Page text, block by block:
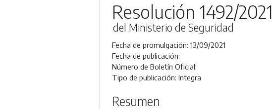
Resolución 1492/2021
del Ministerio de Seguridad
Fecha de promulgación: 13/09/2021
Fecha de publicación:
Número de Boletín Oficial:
Tipo de publicación: Integra
Resumen